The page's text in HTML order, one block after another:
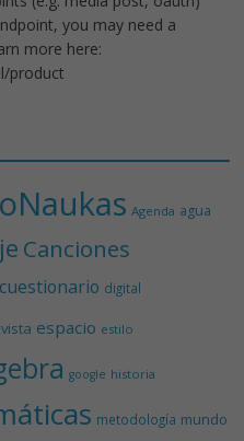
you may need a
more here:
product
Agenda agua
Canciones
cuestionario digital
espacio estilo
google historia
metodología mundo